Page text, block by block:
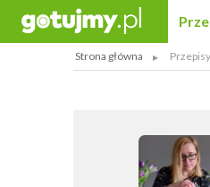
Strona główna Przepisy